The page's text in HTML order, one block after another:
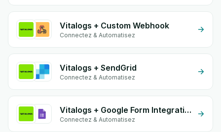
Vitalogs + Custom Webhook
Connectez & Automatisez
Vitalogs + SendGrid
Connectez & Automatisez
Vitalogs + Google Form Integration
Connectez & Automatisez